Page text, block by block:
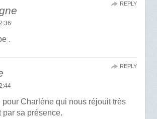
.
REPLY
pour Charlène qui nous réjouit très
par sa présence.
REPLY